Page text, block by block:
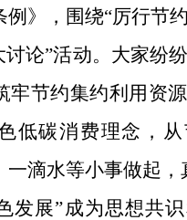
例》，围绕“厉行节
论”活动。 大家纷
牢节约集约利用资源
低碳消费理念，
一滴水等小事做起，
发展”成为思想共